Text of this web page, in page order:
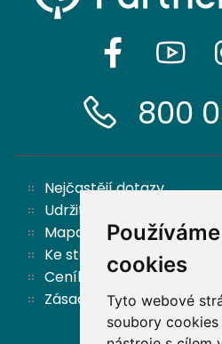
cookies
Tyto webové
soubory
800
Nejčastějí dotazy
Udržitelnost
Mapa stránek
Ke stažení
Ceník
Zásady ochrany